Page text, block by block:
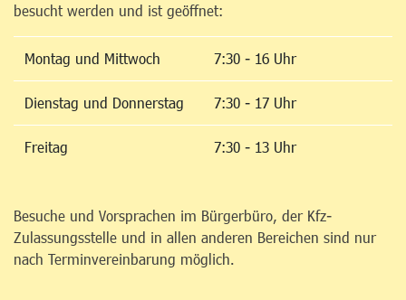
besucht werden und ist geöffnet:
Montag und Mittwoch 7:30 - 16 Uhr
Dienstag und Donnerstag 7:30 - 17 Uhr
Freitag 7:30 - 13 Uhr
Besuche und Vorsprachen im Bürgerbüro, der Kfz-
Zulassungsstelle und in allen anderen Bereichen sind nur
nach Terminvereinbarung möglich.